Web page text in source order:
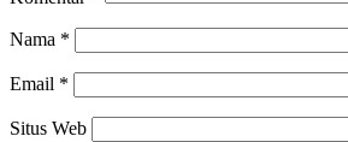
Nama *
Email *
Situs Web